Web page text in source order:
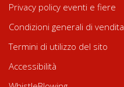
Privacy policy eventi e fiere
Condizioni generali di vendita
Termini di utilizzo del sito
Accessibilità